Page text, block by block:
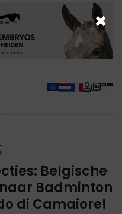
Belgische
Badminton
di Camaiore!
×